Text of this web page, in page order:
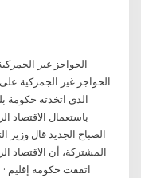
الحواجز غير
الحواجز غير الجمركية
الذي اتخذته حكومة
الصباح الجديد قال وزير
المشتركة، أن الاقتصاد